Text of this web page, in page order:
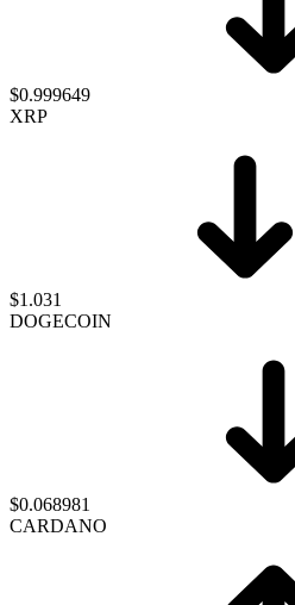
$0.999649
XRP
$1.031
DOGECOIN
$0.068981
CARDANO